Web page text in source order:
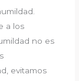
a los
no es
evitamos